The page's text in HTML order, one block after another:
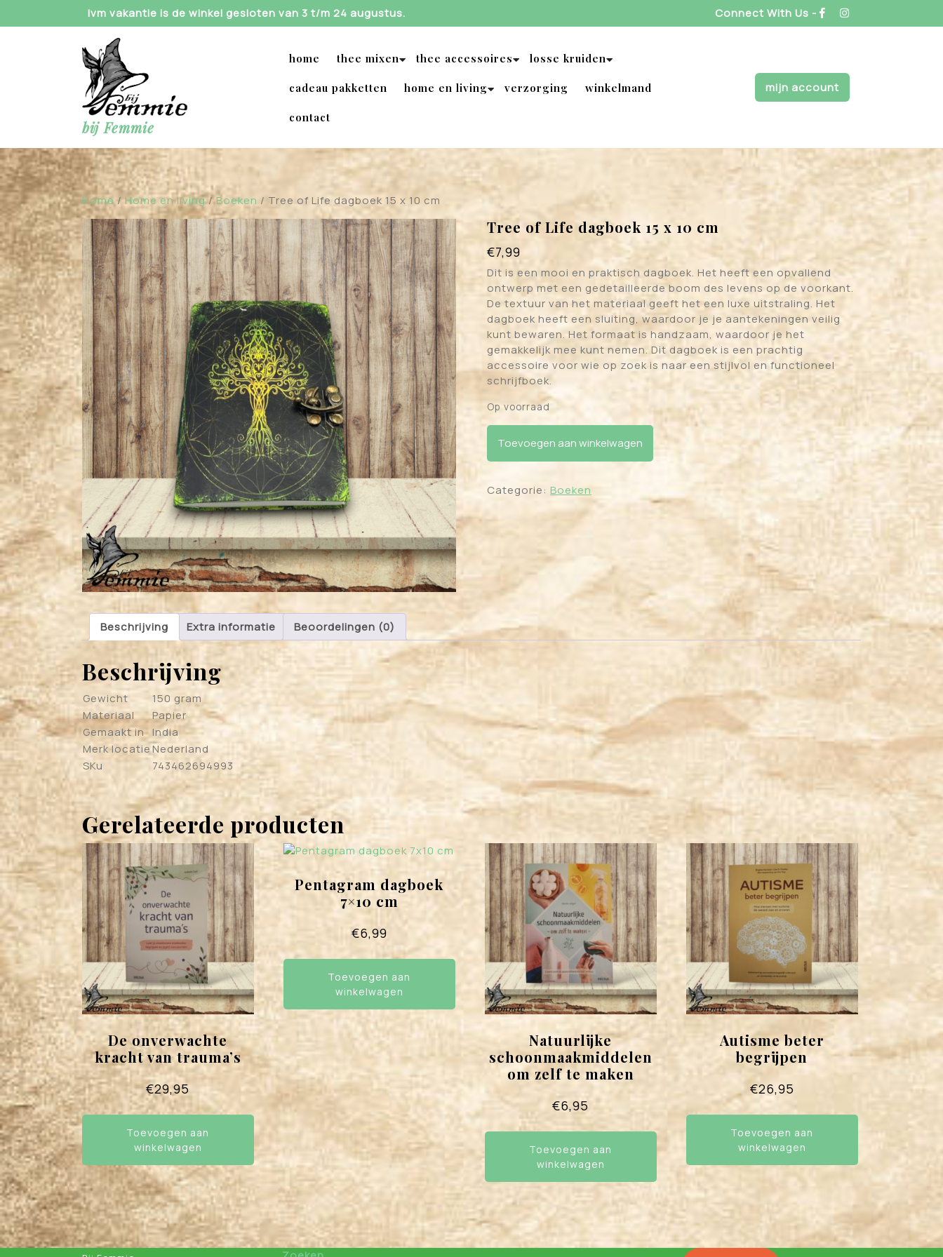
Ivm vakantie is de winkel gesloten van 3 t/m 24 augustus. Connect With Us -
bij Femmie
home thee mixen thee accessoires losse kruiden
cadeau pakketten home en living verzorging winkelmand
contact
mijn account
Home /Home en living/Boeken / Tree of Life dagboek 15 x 10 cm
Tree of Life dagboek 15 x 10 cm
€7,99
Dit is een mooi en praktisch dagboek. Het heeft een opvallend
ontwerp met een gedetailleerde boom des levens op de voorkant.
De textuur van het materiaal geeft het een luxe uitstraling. Het
dagboek heeft een sluiting, waardoor je je aantekeningen veilig
kunt bewaren. Het formaat is handzaam, waardoor je het
gemakkelijk mee kunt nemen. Dit dagboek is een prachtig
accessoire voor wie op zoek is naar een stijlvol en functioneel
schrijfboek.
Op voorraad
Tree of Life dagboek 15 x 10 cm aantal
Toevoegen aan winkelwagen
Categorie:Boeken
Beschrijving Extra informatie Beoordelingen (0)
Beschrijving
Gewicht
150 gram
Materiaal
Papier
Gemaakt in India
Merk locatieNederland
SKu
743462694993
Gerelateerde producten
De onverwachte
kracht van trauma’s
€29,95
Toevoegen aan
winkelwagen
Pentagram dagboek
7×10 cm
€6,99
Toevoegen aan
winkelwagen
Natuurlijke
schoonmaakmiddelen
om zelf te maken
€6,95
Toevoegen aan
winkelwagen
Autisme beter
begrijpen
€26,95
Toevoegen aan
winkelwagen